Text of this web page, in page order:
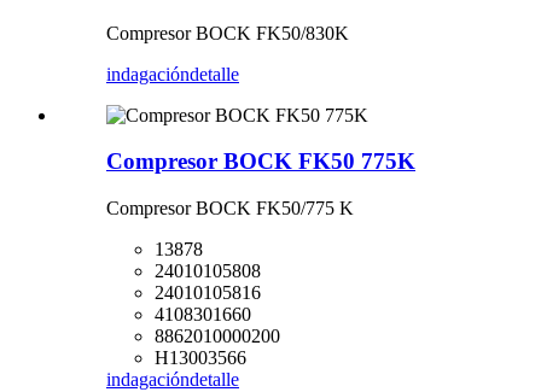
Compresor BOCK FK50/830K
indagacióndetalle
Compresor BOCK FK50 775K
Compresor BOCK FK50/775 K
13878
24010105808
24010105816
4108301660
8862010000200
H13003566
indagacióndetalle